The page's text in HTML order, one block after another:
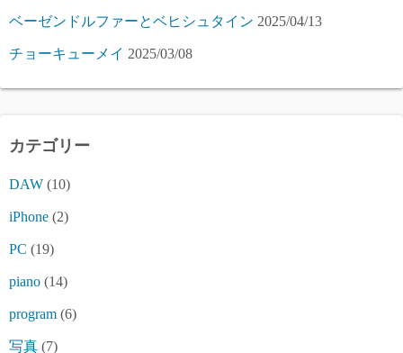
ベーゼンドルファーとベヒシュタイン 2025/04/13
チョーキューメイ 2025/03/08
カテゴリー
DAW (10)
iPhone (2)
PC (19)
piano (14)
program (6)
写真 (7)